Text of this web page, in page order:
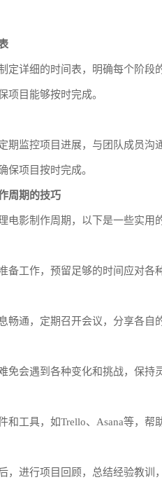
定详细的时间表，明确每个阶
项目能够按时完成。
期监控项目进展，与团队成员沟
保项目按时完成。
周期的技巧
电影制作周期，以下是一些实用
备工作，预留足够的时间应对各
畅通，定期召开会议，分享各自
免会遇到各种变化和挑战，保持
和工具，如Trello、Asana等，帮
，进行项目回顾，总结经验教训